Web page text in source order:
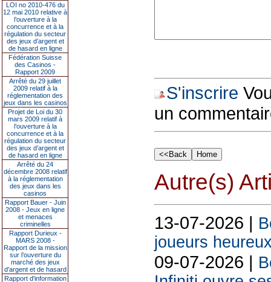
LOI no 2010-476 du
12 mai 2010 relative à
l’ouverture à la
concurrence et à la
régulation du secteur
des jeux d’argent et
de hasard en ligne
Fédération Suisse
des Casinos -
Rapport 2009
Arrêté du 29 juillet
2009 relatif à la
réglementation des
jeux dans les casinos
Projet de Loi du 30
mars 2009 relatif à
l’ouverture à la
concurrence et à la
régulation du secteur
des jeux d’argent et
de hasard en ligne
Arrêté du 24
décembre 2008 relatif
à la réglementation
des jeux dans les
casinos
Rapport Bauer - Juin
2008 - Jeux en ligne
et menaces
criminelles
Rapport Durieux -
MARS 2008 -
Rapport de la mission
sur l’ouverture du
marché des jeux
d’argent et de hasard
Rapport d'information
S'inscrire
un
Autre(s)
13-07-2026 |
joueurs
09-07-2026 |